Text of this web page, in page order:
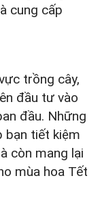
cung cấp
trồng cây,
đầu tư vào
đầu. Những
bạn tiết kiệm
còn mang lại
mùa hoa Tết